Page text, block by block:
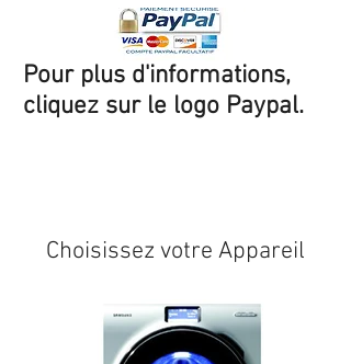
Pour plus d'informations,
cliquez sur le logo Paypal.
Choisissez votre Appareil